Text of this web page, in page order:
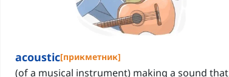
acoustic[прикметник]
(of a musical instrument) making a sound that